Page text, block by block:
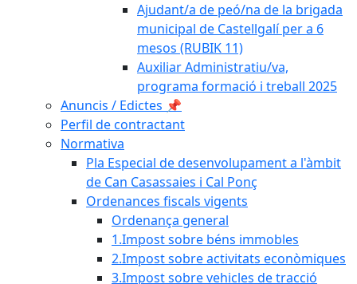
Ajudant/a de peó/na de la brigada
municipal de Castellgalí per a 6
mesos (RUBIK 11)
Auxiliar Administratiu/va,
programa formació i treball 2025
Anuncis / Edictes 📌
Perfil de contractant
Normativa
Pla Especial de desenvolupament a l'àmbit
de Can Casassaies i Cal Ponç
Ordenances fiscals vigents
Ordenança general
1.Impost sobre béns immobles
2.Impost sobre activitats econòmiques
3.Impost sobre vehicles de tracció